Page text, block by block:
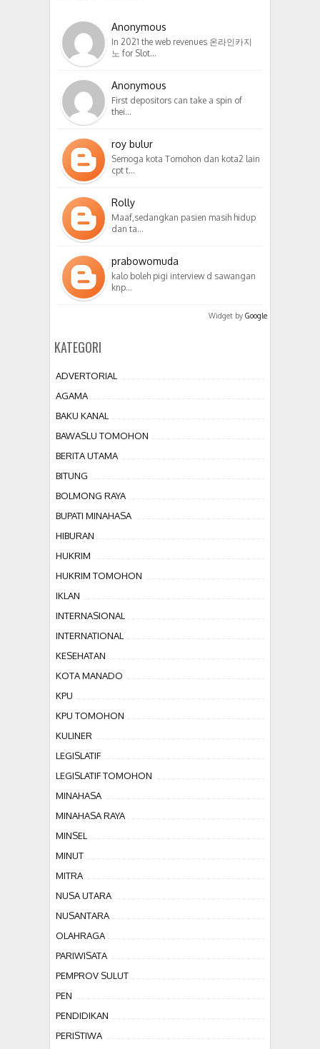
Anonymous
In 2021 the web revenues 온라인카지
노 for Slot…
Anonymous
First depositors can take a spin of
thei…
roy bulur
Semoga kota Tomohon dan kota2 lain
cpt t…
Rolly
Maaf,sedangkan pasien masih hidup
dan ta…
prabowomuda
kalo boleh pigi interview d sawangan
knp…
Widget by Google
KATEGORI
ADVERTORIAL
AGAMA
BAKU KANAL
BAWASLU TOMOHON
BERITA UTAMA
BITUNG
BOLMONG RAYA
BUPATI MINAHASA
HIBURAN
HUKRIM
HUKRIM TOMOHON
IKLAN
INTERNASIONAL
INTERNATIONAL
KESEHATAN
KOTA MANADO
KPU
KPU TOMOHON
KULINER
LEGISLATIF
LEGISLATIF TOMOHON
MINAHASA
MINAHASA RAYA
MINSEL
MINUT
MITRA
NUSA UTARA
NUSANTARA
OLAHRAGA
PARIWISATA
PEMPROV SULUT
PEN
PENDIDIKAN
PERISTIWA